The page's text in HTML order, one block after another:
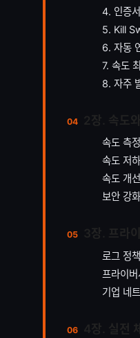
4. 인증
5. Kill
6. 자동
7. 속도
8. 자주
속도 측
속도 저
속도 개
보안 강
로그 정
프라이버
기업 네